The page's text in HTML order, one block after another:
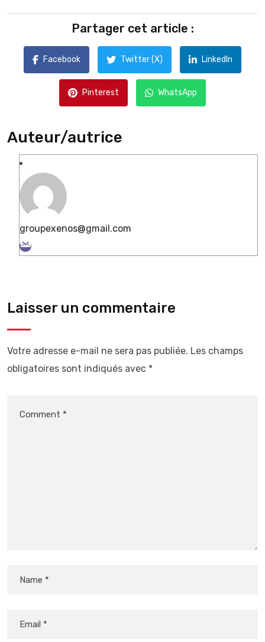
Partager cet article :
Facebook Twitter (X) LinkedIn
Pinterest WhatsApp
Auteur/autrice
groupexenos@gmail.com
Laisser un commentaire
Votre adresse e-mail ne sera pas publiée. Les champs
obligatoires sont indiqués avec *